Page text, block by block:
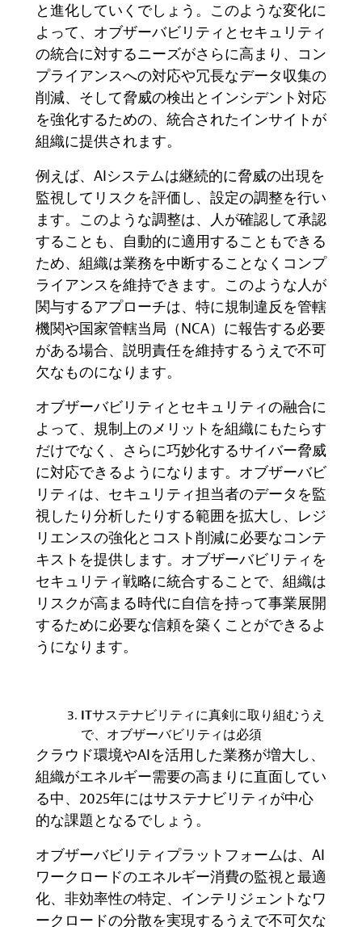
と進化していくでしょう。このような変化に
よって、オブザーバビリティとセキュリティ
の統合に対するニーズがさらに高まり、コン
プライアンスへの対応や冗長なデータ収集の
削減、そして脅威の検出とインシデント対応
を強化するための、統合されたインサイトが
組織に提供されます。
例えば、 AIシステムは継続的に脅威の出現を
監視してリスクを評価し、設定の調整を行い
ます。このような調整は、人が確認して承認
することも、自動的に適用することもできる
ため、組織は業務を中断することなくコンプ
ライアンスを維持できます。このような人が
関与するアプローチは、特に規制違反を管轄
機関や国家管轄当局（NCA）に報告する必要
がある場合、説明責任を維持するうえで不可
欠なものになります。
オブザーバビリティとセキュリティの融合に
よって、規制上のメリットを組織にもたらす
だけでなく、さらに巧妙化するサイバー脅威
に対応できるようになります。オブザーバビ
リティは、セキュリティ担当者のデータを監
視したり分析したりする範囲を拡大し、レジ
リエンスの強化とコスト削減に必要なコンテ
キストを提供します。オブザーバビリティを
セキュリティ戦略に統合することで、組織は
リスクが高まる時代に自信を持って事業展開
するために必要な信頼を築くことができるよ
うになります。
ITサステナビリティに真剣に取り組むうえ
で、オブザーバビリティは必須
クラウド環境やAIを活用した業務が増大し、
組織がエネルギー需要の高まりに直面してい
る中、 2025年にはサステナビリティが中心
的な課題となるでしょう。
オブザーバビリティプラットフォームは、 AI
ワークロードのエネルギー消費の監視と最適
化、非効率性の特定、インテリジェントなワ
ークロードの分散を実現するうえで不可欠な